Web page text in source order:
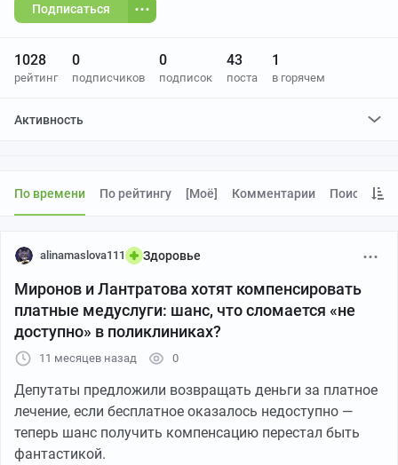
Подписаться
1028
рейтинг
0
подписчиков
0
подписок
43
поста
1
в горячем
Активность
По времени По рейтингу [моё] Комментарии Поиск
alinamaslova111 Здоровье
Миронов и Лантратова хотят компенсировать
платные медуслуги: шанс, что сломается «не
доступно» в поликлиниках?
11 месяцев назад 0
Депутаты предложили возвращать деньги за платное
лечение, если бесплатное оказалось недоступно —
теперь шанс получить компенсацию перестал быть
фантастикой.